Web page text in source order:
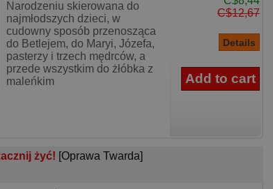
Narodzeniu skierowana do
najmłodszych dzieci, w
cudowny sposób przenosząca
do Betlejem, do Maryi, Józefa,
pasterzy i trzech mędrców, a
przede wszystkim do żłóbka z
maleńkim
C$12,67
żyć! [Oprawa Twarda]